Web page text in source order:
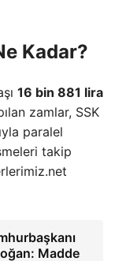
Kadar?
16 bin 881 lira
zamlar, SSK
paralel
takip
Madde